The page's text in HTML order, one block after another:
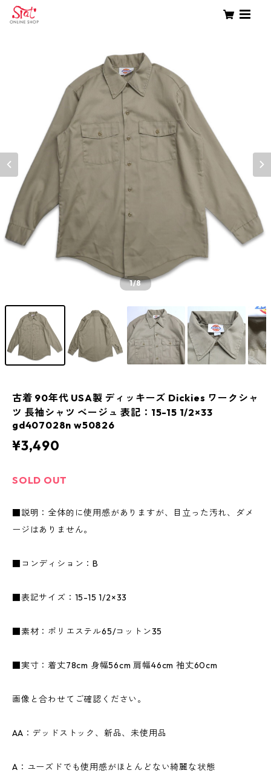
1/8
古着 90年代 USA製 ディッキーズ Dickies ワークシャ
ツ 長袖シャツ ベージュ 表記：15-15 1/2×33
gd407028n w50826
¥3,490
SOLD OUT
■説明：全体的に使用感がありますが、目立った汚れ、ダメ
ージはありません。
■コンディション：B
■表記サイズ：15-15 1/2×33
■素材：ポリエステル65/コットン35
■実寸：着丈78cm 身幅56cm 肩幅46cm 袖丈60cm
画像と合わせてご確認ください。
AA：デッドストック、新品、未使用品
A：ユーズドでも使用感がほとんどない綺麗な状態